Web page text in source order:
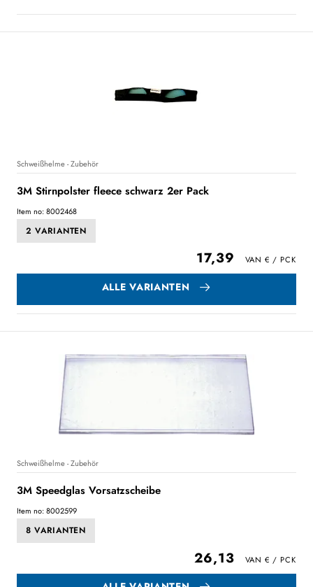
Schweißhelme - Zubehör
3M Stirnpolster fleece schwarz 2er Pack
Item no: 8002468
2 VARIANTEN
17,39
ALLE VARIANTEN
Schweißhelme - Zubehör
3M Speedglas Vorsatzscheibe
Item no: 8002599
8 VARIANTEN
26,13